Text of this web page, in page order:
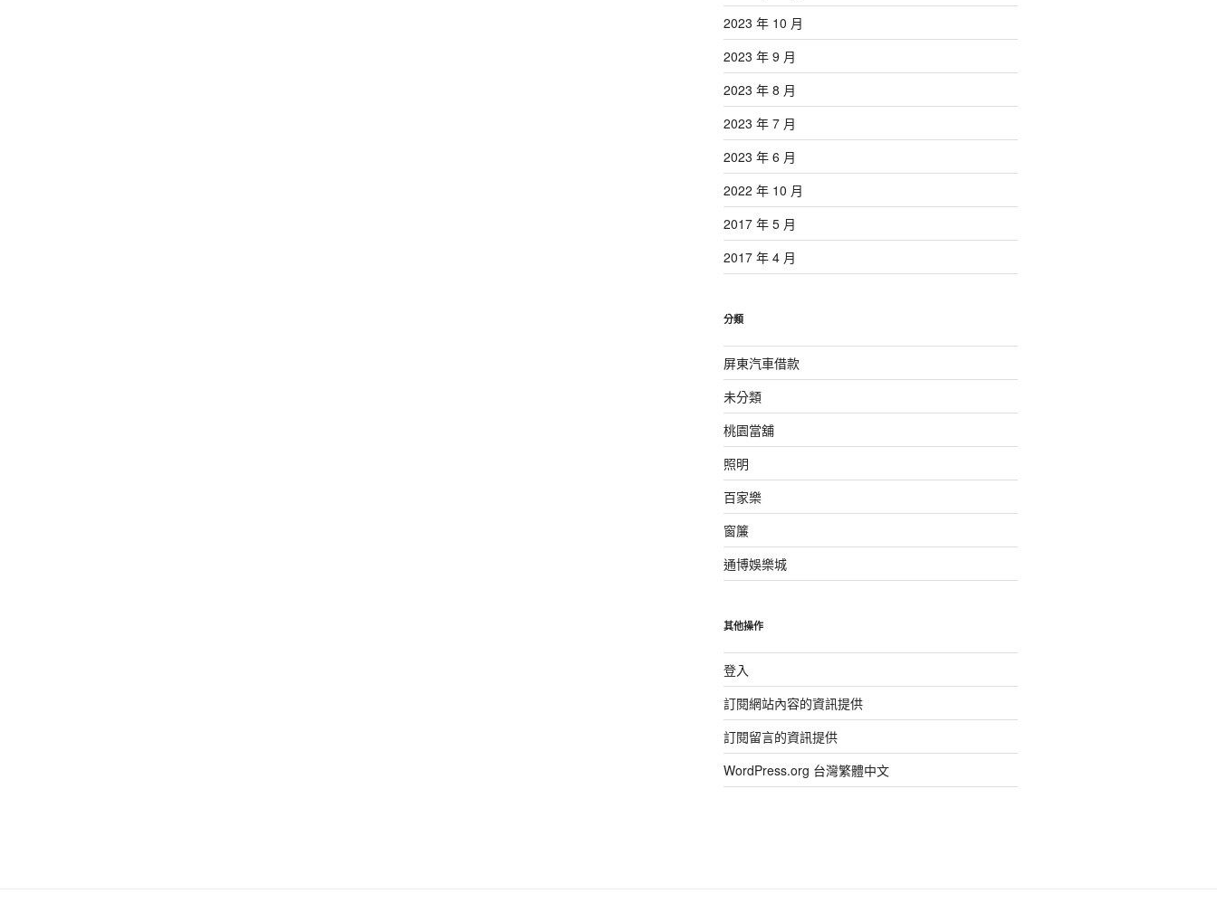
2023 年 10 月
2023 年 9 月
2023 年 8 月
2023 年 7 月
2023 年 6 月
2022 年 10 月
2017 年 5 月
2017 年 4 月
分類
屏東汽車借款
未分類
桃園當舖
照明
百家樂
窗簾
通博娛樂城
其他操作
登入
訂閱網站內容的資訊提供
訂閱留言的資訊提供
WordPress.org 台灣繁體中文